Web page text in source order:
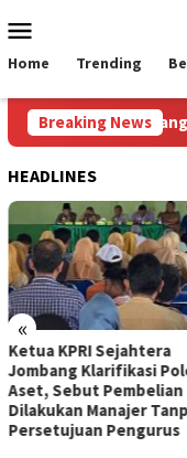
ke
kontenMobile
Home Trending
Breaking News
Sejahtera
HEADLINES
«
Ketua KPRI Sejahtera
Jombang Klarifikasi
Aset, Sebut Pembelian
Dilakukan Manajer
Persetujuan Pengurus